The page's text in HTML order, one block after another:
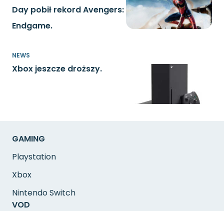
Day pobił rekord Avengers:
Endgame.
NEWS
Xbox jeszcze droższy.
GAMING
Playstation
Xbox
Nintendo Switch
VOD